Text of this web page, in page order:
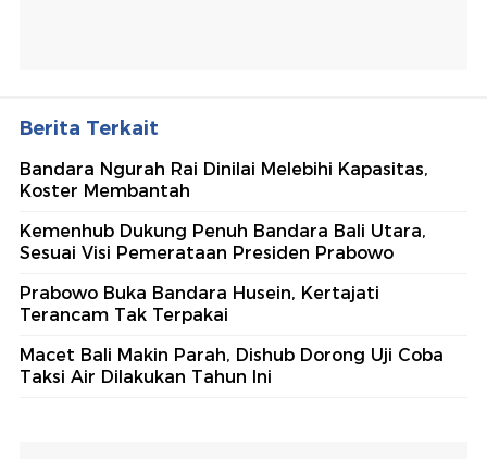
Berita Terkait
Bandara Ngurah Rai Dinilai Melebihi Kapasitas,
Koster Membantah
Kemenhub Dukung Penuh Bandara Bali Utara,
Sesuai Visi Pemerataan Presiden Prabowo
Prabowo Buka Bandara Husein, Kertajati
Terancam Tak Terpakai
Macet Bali Makin Parah, Dishub Dorong Uji Coba
Taksi Air Dilakukan Tahun Ini